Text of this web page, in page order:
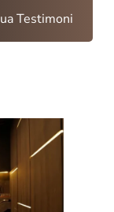
Testimoni